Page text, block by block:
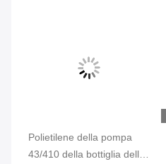
Polietilene della pompa
43/410 della bottiglia della